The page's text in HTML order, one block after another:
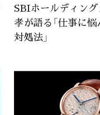
SBIホールディン
孝が語る「仕事に
対処法」